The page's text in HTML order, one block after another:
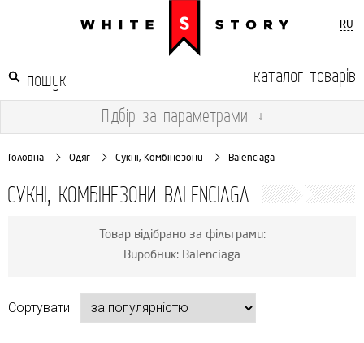
RU
каталог товарів
Підбір за параметрами ↓
Головна Одяг Сукні, Комбінезони Balenciaga
СУКНІ, КОМБІНЕЗОНИ BALENCIAGA
Товар відібрано за фільтрами:
Виробник: Balenciaga
Сортувати